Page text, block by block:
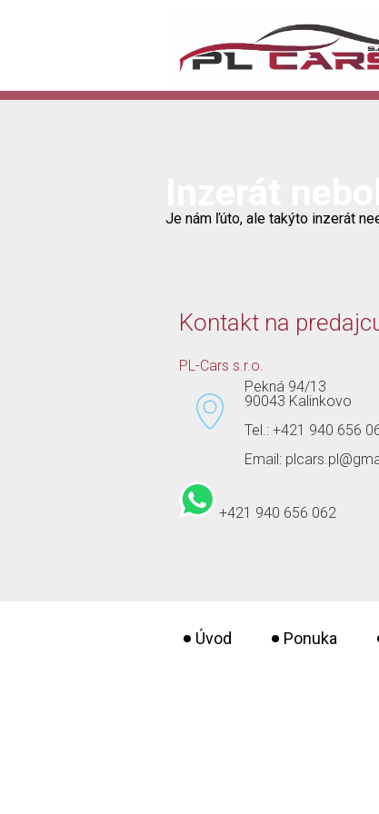
Je nám ľúto, ale takýto inzerát
Kontakt na
PL-Cars s.r.o.
Pekná 94/13
90043 Kalinkovo
Tel.: +421 940 656
Email:
+421 940 656 062
Úvod Ponuka